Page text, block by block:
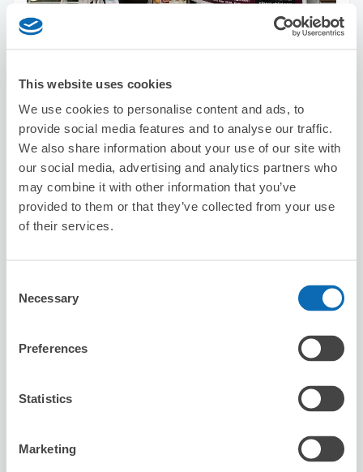
This website uses cookies
We use cookies to personalise content and ads, to
provide social media features and to analyse our traffic.
We also share information about your use of our site with
our social media, advertising and analytics partners who
may combine it with other information that you’ve
provided to them or that they’ve collected from your use
of their services.
Selection
Necessary
Preferences
Statistics
Marketing
可保管的行李數
8/8六 8/9 日 8/10一 8/11
預約此店舖
orange osaka
从Shinsaibashi站步行4分钟。
可保管的行李數
8/8六 8/14 五